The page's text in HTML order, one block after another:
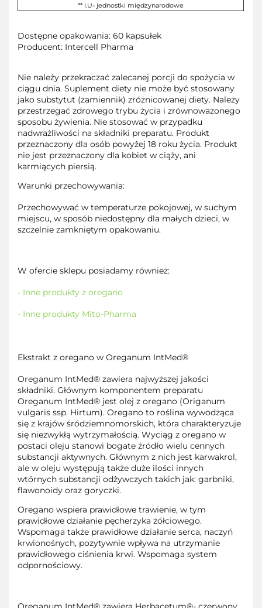
** I.U- jednostki międzynarodowe
Dostępne opakowania: 60 kapsułek
Producent: Intercell Pharma
Nie należy przekraczać zalecanej porcji do spożycia w
ciągu dnia. Suplement diety nie może być stosowany
jako substytut (zamiennik) zróżnicowanej diety. Należy
przestrzegać zdrowego trybu życia i zrównoważonego
sposobu żywienia. Nie stosować w przypadku
nadwrażliwości na składniki preparatu. Produkt
przeznaczony dla osób powyżej 18 roku życia. Produkt
nie jest przeznaczony dla kobiet w ciąży, ani
karmiących piersią.
Warunki przechowywania:
Przechowywać w temperaturze pokojowej, w suchym
miejscu, w sposób niedostępny dla małych dzieci, w
szczelnie zamkniętym opakowaniu.
W ofercie sklepu posiadamy również:
- Inne produkty z oregano
- Inne produkty Mito-Pharma
Ekstrakt z oregano w Oreganum IntMed®
Oreganum IntMed® zawiera najwyższej jakości
składniki. Głównym komponentem preparatu
Oreganum IntMed® jest olej z oregano (Origanum
vulgaris ssp. Hirtum). Oregano to roślina wywodząca
się z krajów śródziemnomorskich, która charakteryzuje
się niezwykłą wytrzymałością. Wyciąg z oregano w
postaci oleju stanowi bogate źródło wielu cennych
substancji aktywnych. Głównym z nich jest karwakrol,
ale w oleju występują także duże ilości innych
wtórnych substancji odżywczych takich jak: garbniki,
flawonoidy oraz goryczki.
Oregano wspiera prawidłowe trawienie, w tym
prawidłowe działanie pęcherzyka żółciowego.
Wspomaga także prawidłowe działanie serca, naczyń
krwionośnych, pozytywnie wpływa na utrzymanie
prawidłowego ciśnienia krwi. Wspomaga system
odpornościowy.